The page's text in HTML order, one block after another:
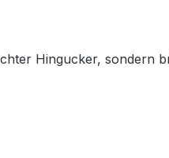
Hingucker, sondern